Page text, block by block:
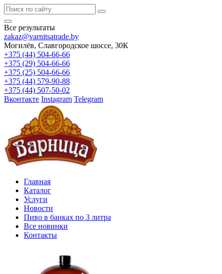
Все результаты
zakaz@varnitsatrade.by
Могилёв, Славгородское шоссе, 30К
+375 (44) 504-66-66
+375 (29) 504-66-66
+375 (25) 504-66-66
+375 (44) 579-90-88
+375 (44) 507-50-02
Вконтакте Instagram Telegram
Главная
Каталог
Услуги
Новости
Пиво в банках по 3 литра
Все новинки
Контакты